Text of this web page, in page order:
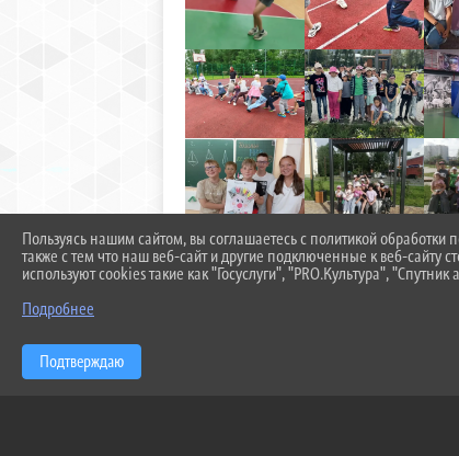
Пользуясь нашим сайтом, вы соглашаетесь с политикой обработки
также с тем что наш веб-сайт и другие подключенные к веб-сайту
используют cookies такие как "Госуслуги", "PRO.Культура", "Спутник
Подробнее
Подтверждаю